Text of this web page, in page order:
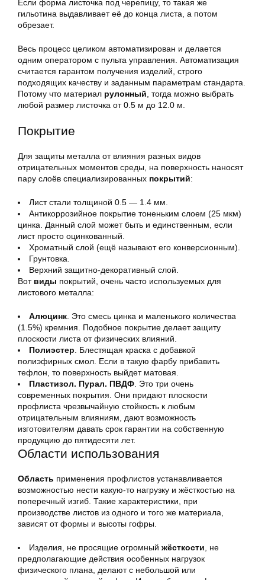
Если форма листочка под черепицу, то такая же
гильотина выдавливает её до конца листа, а потом
обрезает.
Весь процесс целиком автоматизирован и делается
одним оператором с пульта управления. Автоматизация
считается гарантом получения изделий, строго
подходящих качеству и заданным параметрам стандарта.
Потому что материал рулонный , тогда можно выбрать
любой размер листочка от 0.5 м до 12.0 м.
Покрытие
Для защиты металла от влияния разных видов
отрицательных моментов среды, на поверхность наносят
пару слоёв специализированных покрытий:
Лист стали толщиной 0.5 — 1.4 мм.
Антикоррозийное покрытие тоненьким слоем (25 мкм)
цинка. Данный слой может быть и единственным, если
лист просто оцинкованный.
Хроматный слой (ещё называют его конверсионным).
Грунтовка.
Верхний защитно-декоративный слой.
Вот виды покрытий, очень часто используемых для
листового металла:
Алюцинк . Это смесь цинка и маленького количества
(1.5%) кремния. Подобное покрытие делает защиту
плоскости листа от физических влияний.
Полиэстер . Блестящая краска с добавкой
полиэфирных смол. Если в такую фарбу прибавить
тефлон, то поверхность выйдет матовая.
Пластизол. Пурал. ПВДФ . Это три очень
современных покрытия. Они придают плоскости
профлиста чрезвычайную стойкость к любым
отрицательным влияниям, дают возможность
изготовителям давать срок гарантии на собственную
продукцию до пятидесяти лет.
Области использования
Область применения профлистов устанавливается
возможностью нести какую-то нагрузку и жёсткостью на
поперечный изгиб. Такие характеристики, при
производстве листов из одного и того же материала,
зависят от формы и высоты гофры.
Изделия, не просящие огромный жёсткости , не
предполагающие действия особенных нагрузок
физического плана, делают с небольшой или